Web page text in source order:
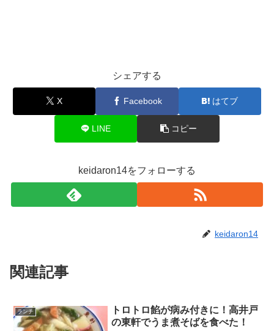
シェアする
X Facebook はてブ
LINE コピー
keidaron14をフォローする
keidaron14
関連記事
ランチ
トロトロ餡が病み付きに！高井戸
の東軒でうま煮そばを食べた！